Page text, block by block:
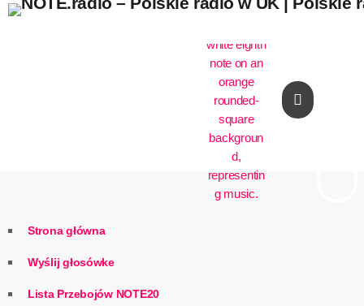
play_arrow
Strona główna
Wyślij głosówke
Lista Przebojów NOTE20